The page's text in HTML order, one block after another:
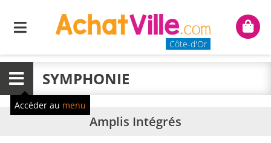
Menu
Côte-d'Or
Mon
Menu SYMPHONIE
Accéder au menu
Amplis Intégrés